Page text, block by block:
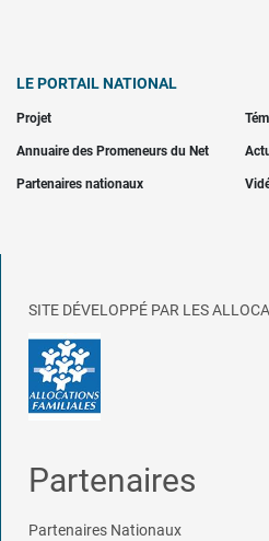
LE PORTAIL NATIONAL
Projet
Annuaire des Promeneurs du Net
Partenaires nationaux
SITE DÉVELOPPÉ PAR LES
Partenaires
Partenaires Nationaux